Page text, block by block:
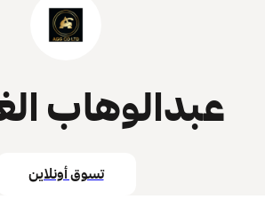
عبدالوهاب
تسوق أونلاين